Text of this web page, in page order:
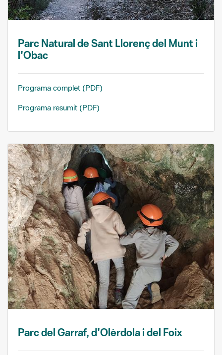
Parc Natural de Sant Llorenç del Munt i
l'Obac
Programa complet (PDF)
Programa resumit (PDF)
Parc del Garraf, d'Olèrdola i del Foix